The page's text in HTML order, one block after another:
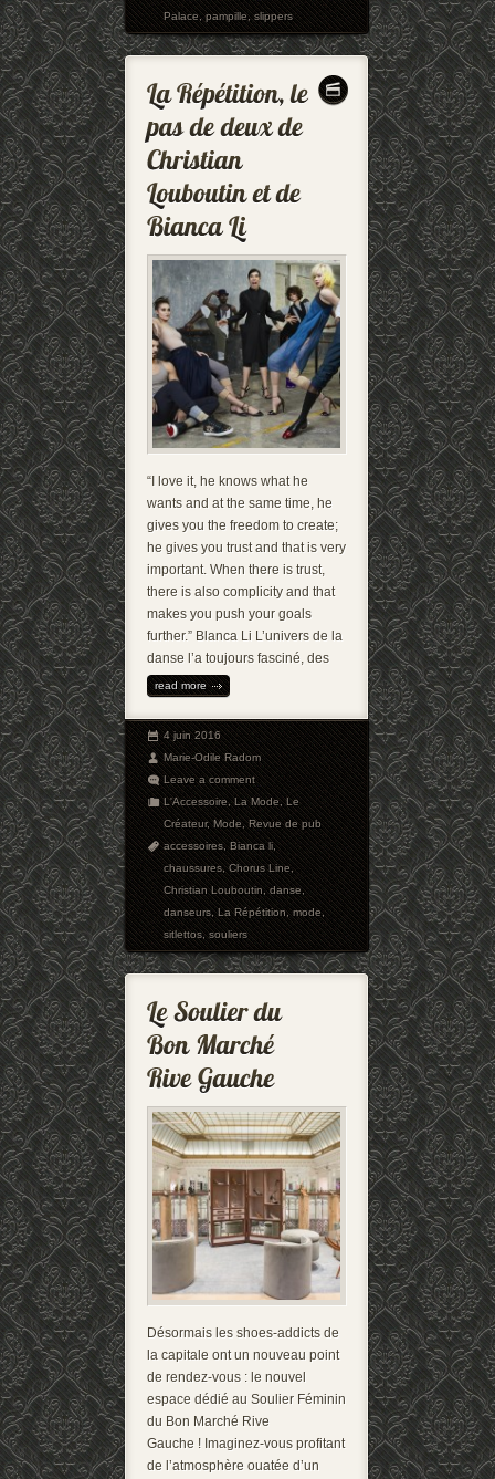
Palace,pampille,slippers
“I love it, he knows what he
wants and at the same time, he
gives you the freedom to create;
he gives you trust and that is very
important. When there is trust,
there is also complicity and that
makes you push your goals
further.” Blanca Li L’univers de la
danse l’a toujours fasciné, des
read more
4 juin 2016
Marie-Odile Radom
Leave a comment
L'Accessoire,La Mode,Le
Créateur,Mode,Revue de pub
accessoires,Bianca li,
chaussures,Chorus Line,
Christian Louboutin,danse,
danseurs,La Répétition,mode,
sitlettos,souliers
Désormais les shoes-addicts de
la capitale ont un nouveau point
de rendez-vous : le nouvel
espace dédié au Soulier Féminin
du Bon Marché Rive
Gauche ! Imaginez-vous profitant
de l’atmosphère ouatée d’un